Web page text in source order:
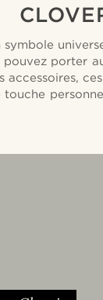
symbole
porter
accessoires,
touche